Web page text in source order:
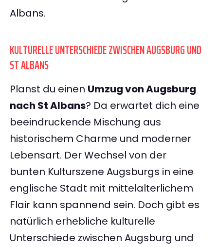
Albans.
KULTURELLE UNTERSCHIEDE ZWISCHEN AUGSBURG UND
ST ALBANS
Planst du einen Umzug von Augsburg
nach St Albans? Da erwartet dich eine
beeindruckende Mischung aus
historischem Charme und moderner
Lebensart. Der Wechsel von der
bunten Kulturszene Augsburgs in eine
englische Stadt mit mittelalterlichem
Flair kann spannend sein. Doch gibt es
natürlich erhebliche kulturelle
Unterschiede zwischen Augsburg und